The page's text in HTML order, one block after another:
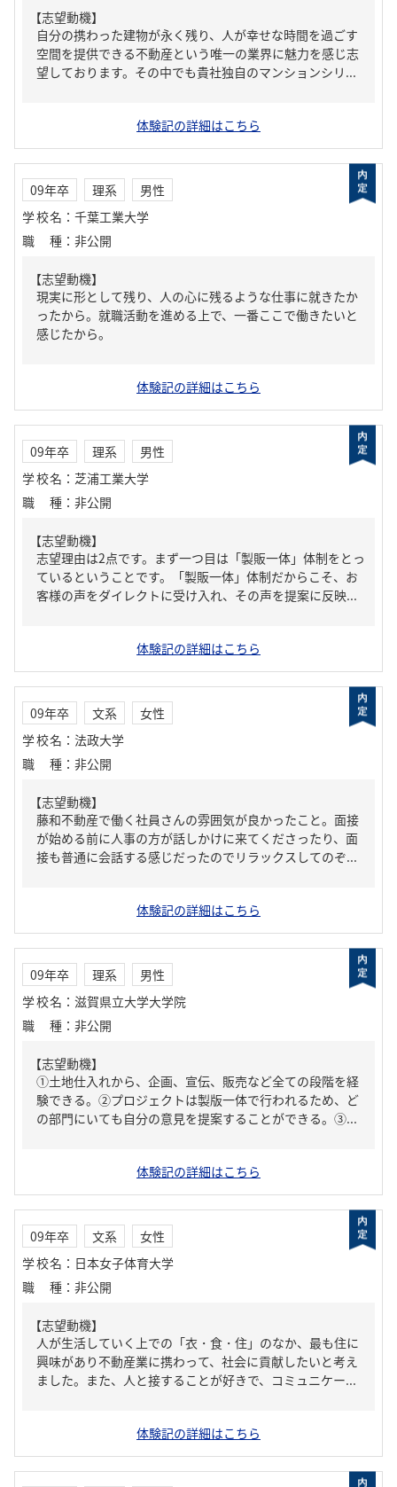
【志望動機】
自分の携わった建物が永く残り、人が幸せな時間を過ごす
空間を提供できる不動産という唯一の業界に魅力を感じ志
望しております。その中でも貴社独自のマンションシリ...
体験記の詳細はこちら
09年卒 理系
男性
学校名 ： 千葉工業大学
職種 ： 非公開
【志望動機】
現実に形として残り、人の心に残るような仕事に就きたか
ったから。就職活動を進める上で、一番ここで働きたいと
感じたから。
体験記の詳細はこちら
09年卒 理系
男性
学校名 ： 芝浦工業大学
職種 ： 非公開
【志望動機】
志望理由は2点です。まず一つ目は「製販一体」体制をとっ
ているということです。「製販一体」体制だからこそ、お
客様の声をダイレクトに受け入れ、その声を提案に反映...
体験記の詳細はこちら
09年卒 文系
女性
学校名 ： 法政大学
職種 ： 非公開
【志望動機】
藤和不動産で働く社員さんの雰囲気が良かったこと。面接
が始める前に人事の方が話しかけに来てくださったり、面
接も普通に会話する感じだったのでリラックスしてのぞ...
体験記の詳細はこちら
09年卒 理系
男性
学校名 ： 滋賀県立大学大学院
職種 ： 非公開
【志望動機】
①土地仕入れから、企画、宣伝、販売など全ての段階を経
験できる。②プロジェクトは製版一体で行われるため、ど
の部門にいても自分の意見を提案することができる。③...
体験記の詳細はこちら
09年卒 文系
女性
学校名 ： 日本女子体育大学
職種 ： 非公開
【志望動機】
人が生活していく上での「衣・食・住」のなか、最も住に
興味があり不動産業に携わって、社会に貢献したいと考え
ました。また、人と接することが好きで、コミュニケー...
体験記の詳細はこちら